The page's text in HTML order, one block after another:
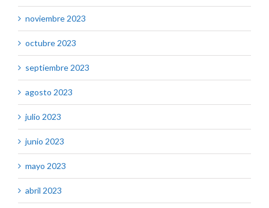
noviembre 2023
octubre 2023
septiembre 2023
agosto 2023
julio 2023
junio 2023
mayo 2023
abril 2023